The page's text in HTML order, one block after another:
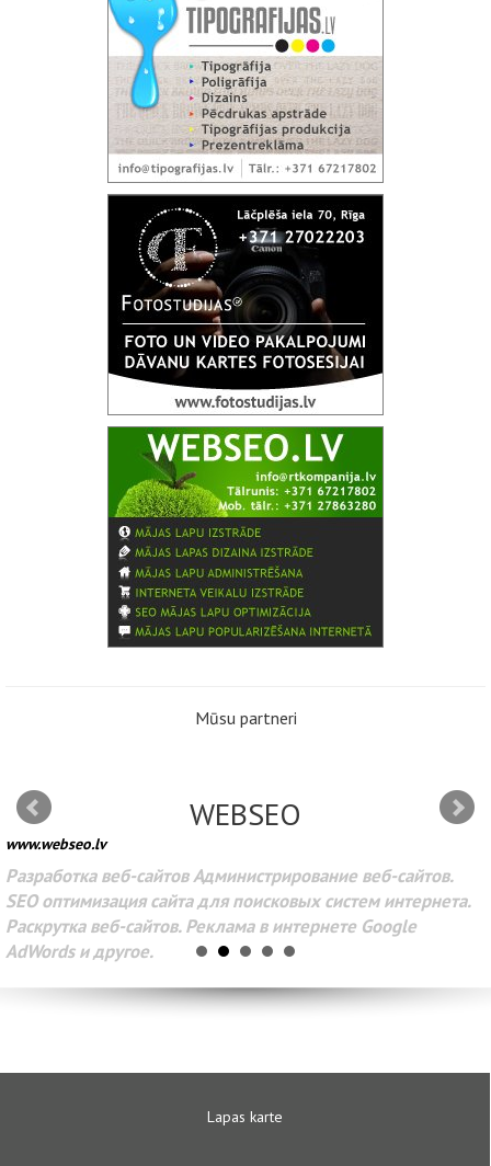
Mūsu partneri
WEBSEO
www.webseo.lv
Разработка веб-сайтов Администрирование веб-сайтов.
SEO оптимизация сайта для поисковых систем интернета.
Раскрутка веб-сайтов. Реклама в интернете Google
AdWords и другое.
Lapas karte